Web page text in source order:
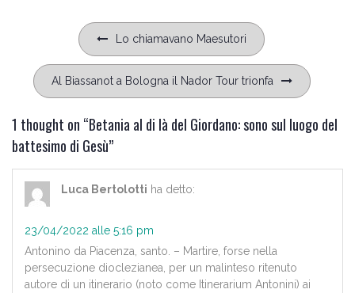
Lo chiamavano Maesutori
Al Biassanot a Bologna il Nador Tour trionfa
1 thought on “Betania al di là del Giordano: sono sul luogo del
battesimo di Gesù”
Luca Bertolotti ha detto:
23/04/2022 alle 5:16 pm
Antonino da Piacenza, santo. – Martire, forse nella
persecuzione dioclezianea, per un malinteso ritenuto
autore di un itinerario (noto come Itinerarium Antonini) ai